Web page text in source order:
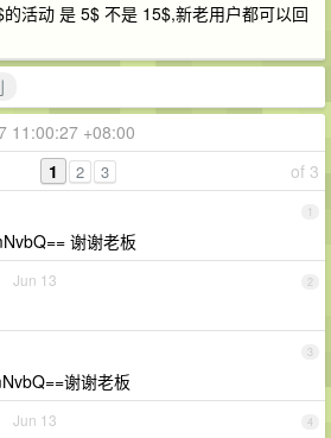
活动 是 5$ 不是 15$,新老用户都可以回
11:00:27 +08:00
of 3
1 2 3
1
谢谢老板
2
Jun 13
3
谢谢老板
4
Jun 13